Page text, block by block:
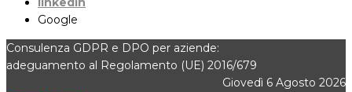
Google
Consulenza GDPR e DPO per aziende:
adeguamento al Regolamento (UE) 2016/679
Giovedì 6 Agosto 2026